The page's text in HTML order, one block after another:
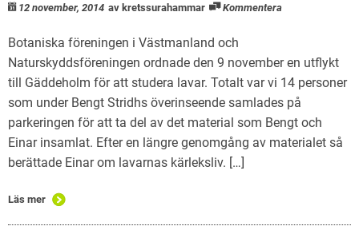
12 november, 2014 av kretssurahammar Kommentera
Botaniska föreningen i Västmanland och
Naturskyddsföreningen ordnade den 9 november en utflykt
till Gäddeholm för att studera lavar. Totalt var vi 14 personer
som under Bengt Stridhs överinseende samlades på
parkeringen för att ta del av det material som Bengt och
Einar insamlat. Efter en längre genomgång av materialet så
berättade Einar om lavarnas kärleksliv. […]
Läs mer